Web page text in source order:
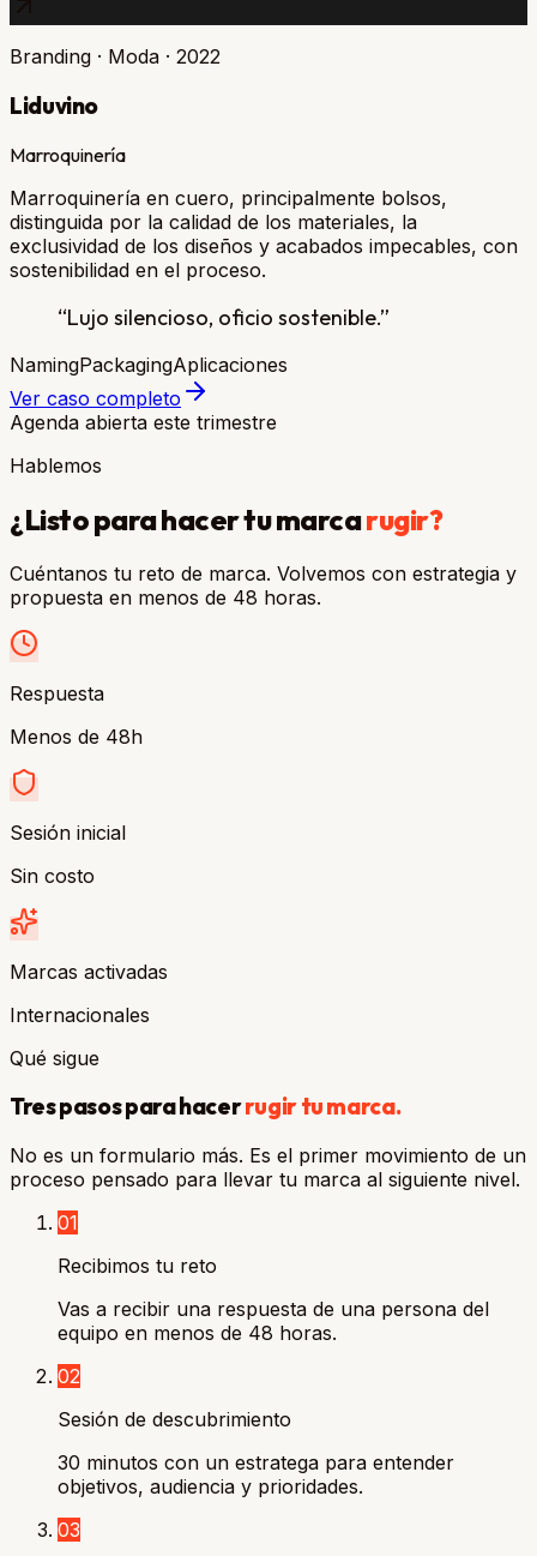
Branding · Moda · 2022
Liduvino
Marroquinería
Marroquinería en cuero, principalmente bolsos,
distinguida por la calidad de los materiales, la
exclusividad de los diseños y acabados impecables, con
sostenibilidad en el proceso.
“Lujo silencioso, oficio sostenible.”
NamingPackagingAplicaciones
Ver caso completo
Agenda abierta este trimestre
Hablemos
¿Listo para hacer tu marcarugir?
Cuéntanos tu reto de marca. Volvemos con estrategia y
propuesta en menos de 48 horas.
Respuesta
Menos de 48h
Sesión inicial
Sin costo
Marcas activadas
Internacionales
Qué sigue
Tres pasos para hacerrugir tu marca.
No es un formulario más. Es el primer movimiento de un
proceso pensado para llevar tu marca al siguiente nivel.
01
Recibimos tu reto
Vas a recibir una respuesta de una persona del
equipo en menos de 48 horas.
02
Sesión de descubrimiento
30 minutos con un estratega para entender
objetivos, audiencia y prioridades.
03